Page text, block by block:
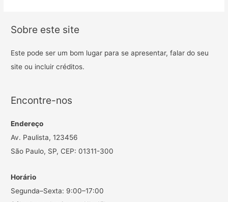
Sobre este site
Este pode ser um bom lugar para se apresentar, falar do seu
site ou incluir créditos.
Encontre-nos
Endereço
Av. Paulista, 123456
São Paulo, SP, CEP: 01311-300
Horário
Segunda–Sexta: 9:00–17:00